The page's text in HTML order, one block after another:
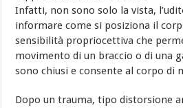
Infatti, non sono solo la vista,
informare come si posiziona il
sensibilità propriocettiva che
movimento di un braccio o di una
sono chiusi e consente al corpo di
Dopo un trauma, tipo distorsione